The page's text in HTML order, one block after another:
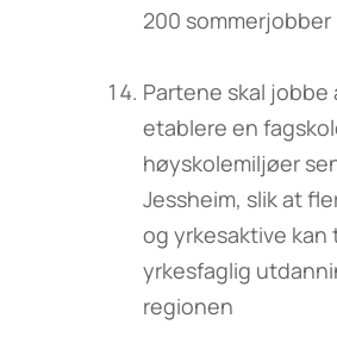
200 sommerjobber
Partene skal jobbe
etablere en
høyskolemiljøer
Jessheim, slik at
og yrkesaktive kan
yrkesfaglig
regionen